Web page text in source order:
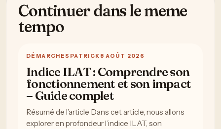
Continuer dans le meme
tempo
DÉMARCHES PATRICK 8 AOÛT 2026
Indice ILAT : Comprendre son
fonctionnement et son impact
– Guide complet
Résumé de l’article Dans cet article, nous allons
explorer en profondeur l’indice ILAT, son